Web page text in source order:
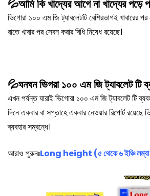
💦আমি কি খাদ্যের আগে না খাদ্যের পড়ে
ভিগোরা ১০০ এম জি ট্যাবলেটটি বেশিরভাগই খাবারের
রাতে খাবার পর সেবন করার বিধি নিষেধ রয়েছে।
💦ঘনঘন ভিগরা ১০০ এম জি ট্যাবলেট টি
এখন পর্যন্ত যারাই ভিগোরা ১০০ এম জি ট্যাবলেট টি
দিনে একবার বা সপ্তাহে একবার নেওয়ার রিপোর্ট রয়েছে
ব্যবহার সম্বন্ধে।
আরাও পুরুনঃLong height (৫ থেকে ৬ ইঞ্চি লম্বা